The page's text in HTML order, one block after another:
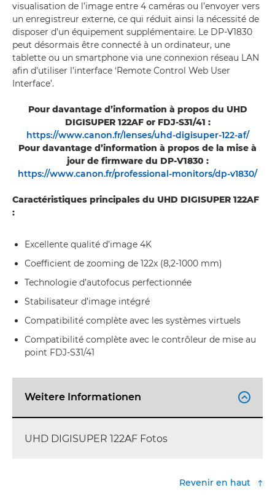
visualisation de l’image entre 4 caméras ou l’envoyer vers
un enregistreur externe, ce qui réduit ainsi la nécessité de
disposer d’un équipement supplémentaire. Le DP-V1830
peut désormais être connecté à un ordinateur, une
tablette ou un smartphone via une connexion réseau LAN
afin d’utiliser l’interface ‘Remote Control Web User
Interface’.
Pour davantage d’information à propos du UHD
DIGISUPER 122AF or FDJ-S31/41 :
https://www.canon.fr/lenses/uhd-digisuper-122-af/
Pour davantage d’information à propos de la mise à
jour de firmware du DP-V1830 :
https://www.canon.fr/professional-monitors/dp-v1830/
Caractéristiques principales du UHD DIGISUPER 122AF
:
Excellente qualité d’image 4K
Coefficient de zooming de 122x (8,2-1000 mm)
Technologie d’autofocus perfectionnée
Stabilisateur d’image intégré
Compatibilité complète avec les systèmes virtuels
Compatibilité complète avec le contrôleur de mise au
point FDJ-S31/41
Weitere Informationen 
UHD DIGISUPER 122AF Fotos
Revenir en haut